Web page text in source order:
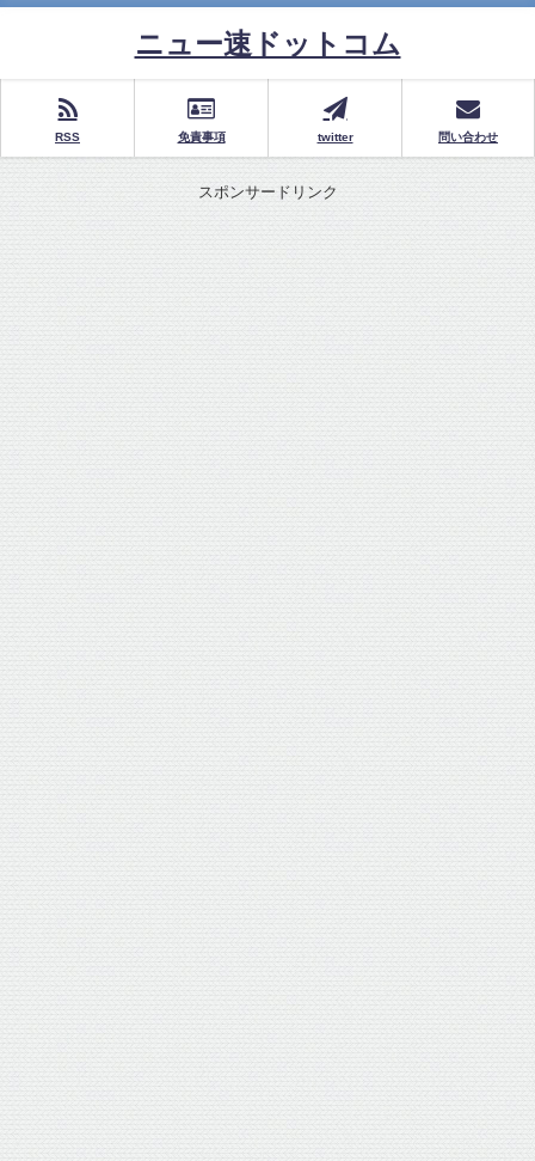
ニュー速ドットコム
RSS 免責事項 twitter 問い合わせ
スポンサードリンク